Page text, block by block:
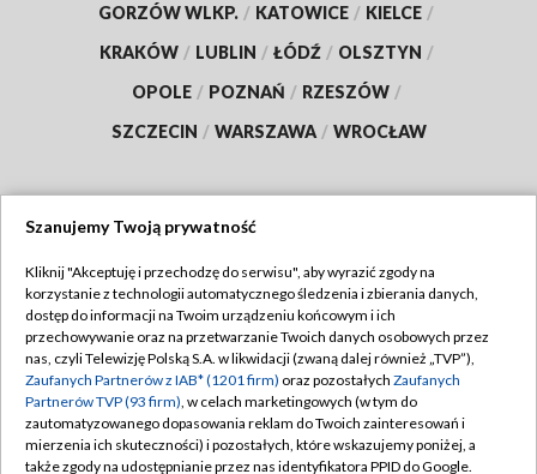
GORZÓW WLKP. / KATOWICE / KIELCE /
KRAKÓW / LUBLIN / ŁÓDŹ / OLSZTYN /
OPOLE / POZNAŃ / RZESZÓW /
SZCZECIN / WARSZAWA / WROCŁAW
TVP
Abonament TVP
Emisja w TVP
Centrum informacji TVP
Naziemna Telewizja Cyfrowa
Regulamin TVP
Polityka prywatności
Moje zgody
Pomoc
Szanujemy Twoją prywatność
Kliknij "Akceptuję i przechodzę do serwisu", aby wyrazić zgody na
korzystanie z technologii automatycznego śledzenia i zbierania danych,
dostęp do informacji na Twoim urządzeniu końcowym i ich
przechowywanie oraz na przetwarzanie Twoich danych osobowych przez
nas, czyli Telewizję Polską S.A. w likwidacji (zwaną dalej również „TVP”),
Zaufanych Partnerów z IAB* (1201 firm) oraz pozostałych Zaufanych
Partnerów TVP (93 firm), w celach marketingowych (w tym do
zautomatyzowanego dopasowania reklam do Twoich zainteresowań i
mierzenia ich skuteczności) i pozostałych, które wskazujemy poniżej, a
także zgody na udostępnianie przez nas identyfikatora PPID do Google.